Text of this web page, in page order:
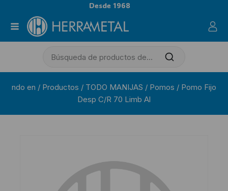
Desde 1968
ndo en / Productos / TODO MANIJAS / Pomos / Pomo Fijo
Desp C/R 70 Limb Al